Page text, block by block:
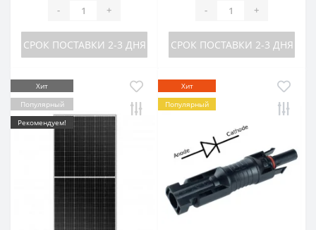
- +
СРОК ПОСТАВКИ 2-3 ДНЯ
- +
СРОК ПОСТАВКИ 2-3 ДНЯ
Хит
Популярный
Рекомендуем!
Хит
Популярный